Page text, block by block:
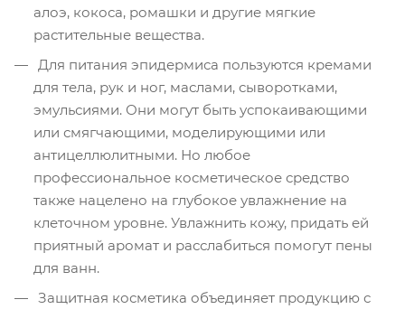
алоэ, кокоса, ромашки и другие мягкие
растительные вещества.
Для питания эпидермиса пользуются кремами
для тела, рук и ног, маслами, сыворотками,
эмульсиями. Они могут быть успокаивающими
или смягчающими, моделирующими или
антицеллюлитными. Но любое
профессиональное косметическое средство
также нацелено на глубокое увлажнение на
клеточном уровне. Увлажнить кожу, придать ей
приятный аромат и расслабиться помогут пены
для ванн.
Защитная косметика объединяет продукцию с